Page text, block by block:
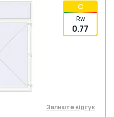
C
Rw
0.77
Залиште відгук